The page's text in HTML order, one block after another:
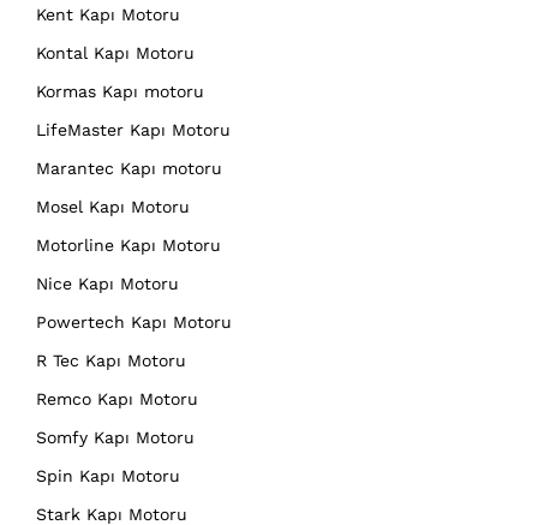
Kent Kapı Motoru
Kontal Kapı Motoru
Kormas Kapı motoru
LifeMaster Kapı Motoru
Marantec Kapı motoru
Mosel Kapı Motoru
Motorline Kapı Motoru
Nice Kapı Motoru
Powertech Kapı Motoru
R Tec Kapı Motoru
Remco Kapı Motoru
Somfy Kapı Motoru
Spin Kapı Motoru
Stark Kapı Motoru